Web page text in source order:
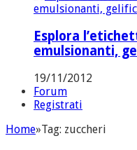
Esplora
emulsionanti,
19/11/2012
Forum
Registrati
Home»Tag: zuccheri